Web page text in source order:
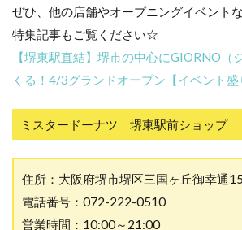
ぜひ、他の店舗やオープニングイベント
特集記事もご覧ください☆
【堺東駅直結】堺市の中心にGIORNO（
くる！4/3グランドオープン【イベント盛
ミスタードーナツ 堺東駅前ショップ
住所：大阪府堺市堺区三国ヶ丘御幸通
電話番号：072-222-0510
営業時間：10:00～21:00